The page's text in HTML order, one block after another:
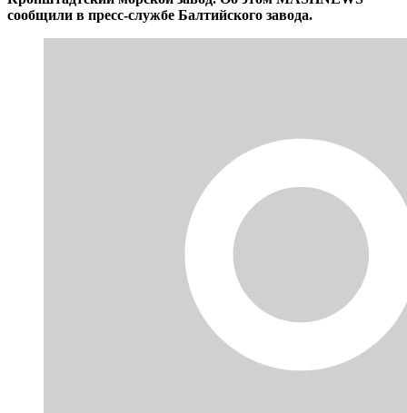
сообщили в пресс-службе Балтийского завода.